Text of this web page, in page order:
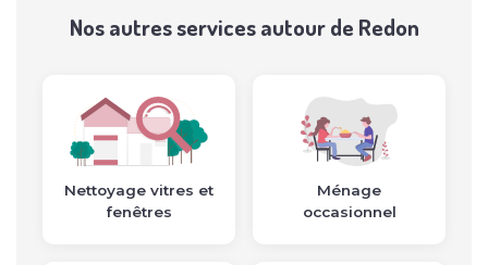
Nos autres services autour de Redon
Nettoyage vitres et
fenêtres
Ménage
occasionnel